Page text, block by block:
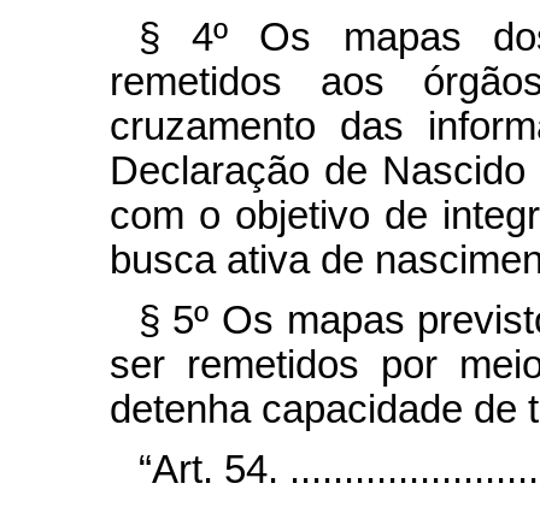
§ 4º Os mapas
remetidos aos
cruzamento das
Declaração de
com o objetivo de
busca ativa de
§ 5º Os mapas
ser remetidos por
detenha capacidade de
“Art. 54.